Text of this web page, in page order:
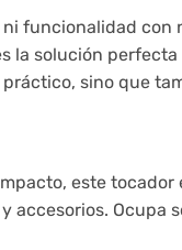
funcionalidad
solución
sino que
este